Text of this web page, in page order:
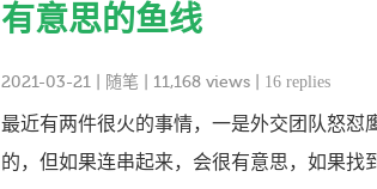
有意思的鱼线
2021-03-21 随笔 | 11,168 views | 16 replies
最近有两件很火的事情，一是外交团队怒怼
的，但如果连串起来，会很有意思，如果找